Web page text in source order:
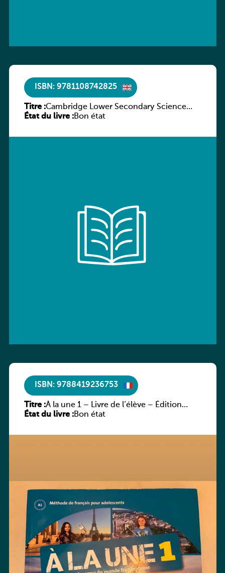
ISBN: 9781108742825
Titre :Cambridge Lower Secondary Science
Learner’s Book with Digital Access Stage
État du livre :Bon état
ISBN: 9788419236753
Titre :À la une 1 – Livre de l’élève – Édition
hybride
État du livre :Bon état